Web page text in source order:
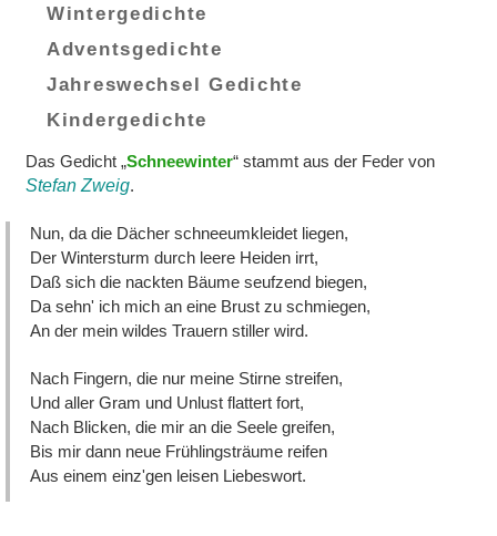
Wintergedichte
Adventsgedichte
Jahreswechsel Gedichte
Kindergedichte
Das Gedicht „Schneewinter“ stammt aus der Feder von
Stefan Zweig.
Nun, da die Dächer schneeumkleidet liegen,
Der Wintersturm durch leere Heiden irrt,
Daß sich die nackten Bäume seufzend biegen,
Da sehn' ich mich an eine Brust zu schmiegen,
An der mein wildes Trauern stiller wird.
Nach Fingern, die nur meine Stirne streifen,
Und aller Gram und Unlust flattert fort,
Nach Blicken, die mir an die Seele greifen,
Bis mir dann neue Frühlingsträume reifen
Aus einem einz'gen leisen Liebeswort.